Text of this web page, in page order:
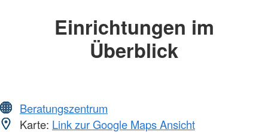
Einrichtungen im
Überblick
Beratungszentrum
Karte: Link zur Google Maps Ansicht